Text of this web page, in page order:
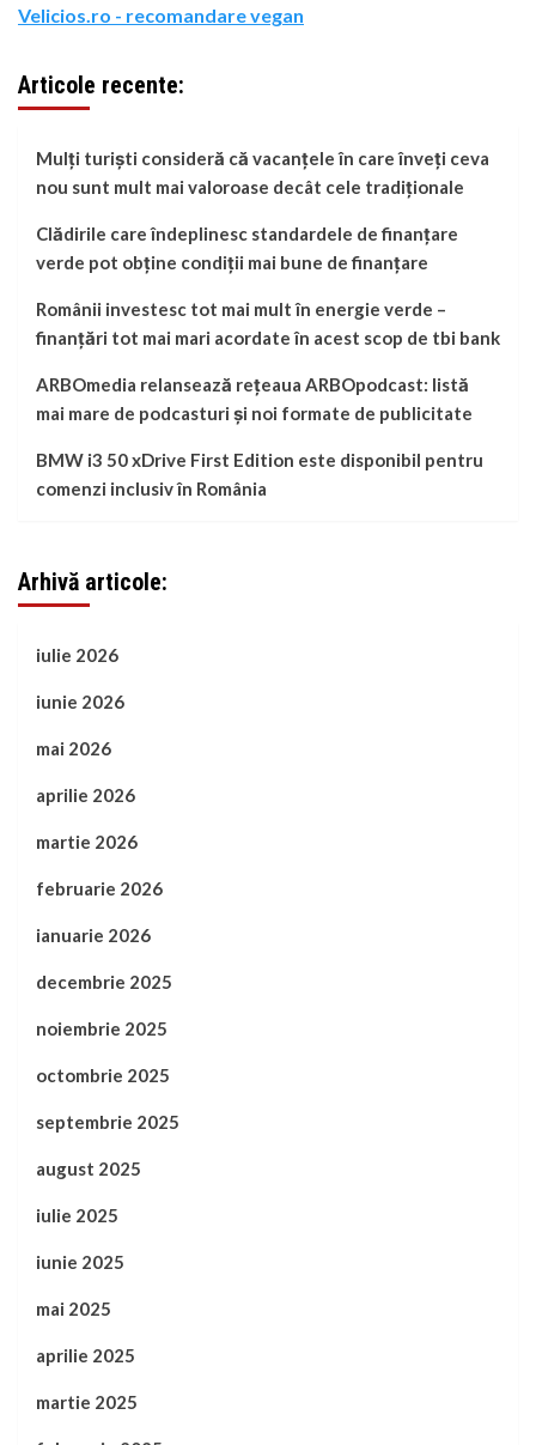
Velicios.ro - recomandare vegan
Articole recente:
Mulți turiști consideră că vacanțele în care înveți ceva
nou sunt mult mai valoroase decât cele tradiționale
Clădirile care îndeplinesc standardele de finanțare
verde pot obține condiții mai bune de finanțare
Românii investesc tot mai mult în energie verde –
finanțări tot mai mari acordate în acest scop de tbi bank
ARBOmedia relansează rețeaua ARBOpodcast: listă
mai mare de podcasturi și noi formate de publicitate
BMW i3 50 xDrive First Edition este disponibil pentru
comenzi inclusiv în România
Arhivă articole:
iulie 2026
iunie 2026
mai 2026
aprilie 2026
martie 2026
februarie 2026
ianuarie 2026
decembrie 2025
noiembrie 2025
octombrie 2025
septembrie 2025
august 2025
iulie 2025
iunie 2025
mai 2025
aprilie 2025
martie 2025